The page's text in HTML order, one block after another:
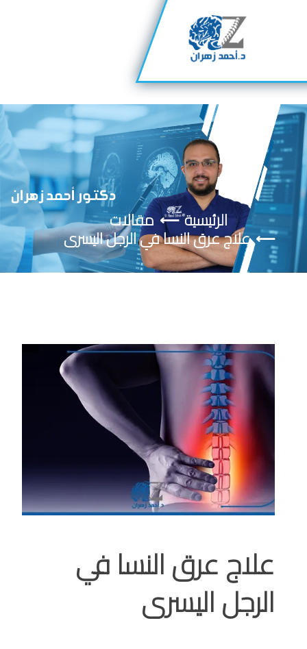
الرئيسية مقالات
علاج عرق النسا في الرجل اليسرى
علاج عرق النسا في
الرجل اليسرى